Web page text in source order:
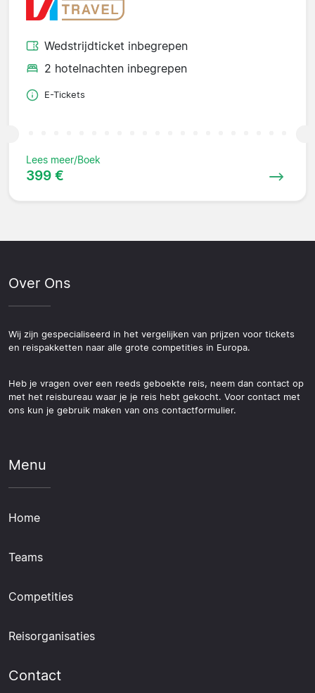
Wedstrijdticket inbegrepen
2 hotelnachten inbegrepen
E-Tickets
Lees meer/Boek
399 €
Over Ons
Wij zijn gespecialiseerd in het vergelijken van prijzen voor tickets
en reispakketten naar alle grote competities in Europa.
Heb je vragen over een reeds geboekte reis, neem dan contact op
met het reisbureau waar je je reis hebt gekocht. Voor contact met
ons kun je gebruik maken van ons contactformulier.
Menu
Home
Teams
Competities
Reisorganisaties
Contact